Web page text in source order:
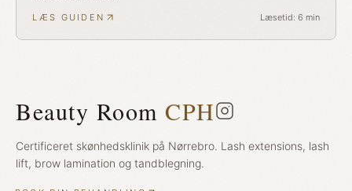
LÆS GUIDEN Læsetid: 6 min
Beauty Room CPH
Certificeret skønhedsklinik på Nørrebro. Lash extensions, lash
lift, brow lamination og tandblegning.